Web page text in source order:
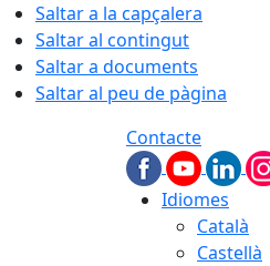
Saltar a la capçalera
Saltar al contingut
Saltar a documents
Saltar al peu de pàgina
Contacte
Idiomes
Català
Castellà